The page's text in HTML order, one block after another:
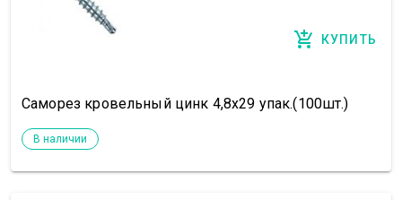
КУПИТЬ
Саморез кровельный цинк 4,8х29 упак.(100шт.)
В наличии